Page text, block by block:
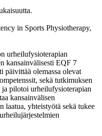
in Sports Physiotherapy,
urheilufysioterapian
kansainvälisesti EQF 7
päivittää olemassa olevat
sekä tutkimuksen
ja pilotoi urheilufysioterapian
kansainvälisen
laatua, yhteistyötä sekä tukee